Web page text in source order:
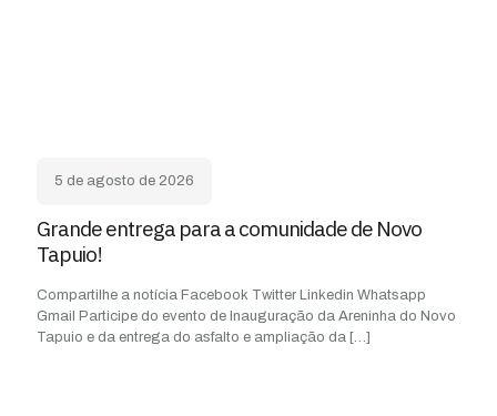
5 de agosto de 2026
Grande entrega para a comunidade de Novo
Tapuio!
Compartilhe a notícia Facebook Twitter Linkedin Whatsapp
Gmail Participe do evento de Inauguração da Areninha do Novo
Tapuio e da entrega do asfalto e ampliação da […]